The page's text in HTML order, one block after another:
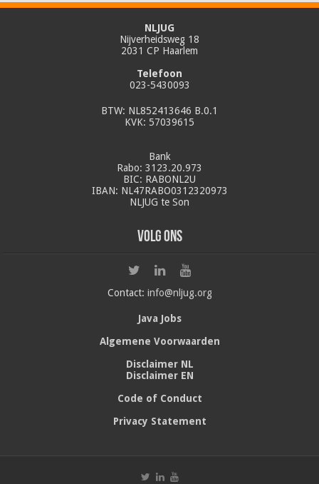
NLJUG
Nijverheidsweg 18
2031 CP Haarlem
Telefoon
023-5430093
BTW: NL852413646 B.0.1
KVK: 57039615
Bank
Rabo: 3123.20.973
BIC: RABONL2U
IBAN: NL47RABO0312320973
NLJUG te Son
Volg ons
Contact: info@nljug.org
Java Jobs
Algemene Voorwaarden
Disclaimer NL
Disclaimer EN
Code of Conduct
Privacy Statement